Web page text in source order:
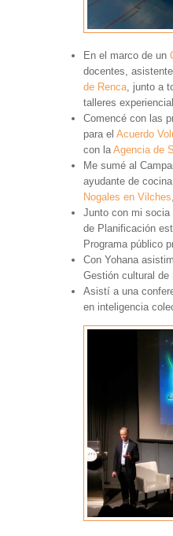
En el marco de un
docentes,
de Renca , junto a
talleres
Comencé con las
para el Acuerdo
con la Agencia de
Me sumé al
ayudante de
Nogales en Vilches
Junto con mi socia
de Planificación
Programa público
Con Yohana
Gestión cultural de
Asistí a una
en inteligencia